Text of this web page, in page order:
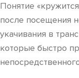
Понятие
после посещения
укачивания в
которые быстро